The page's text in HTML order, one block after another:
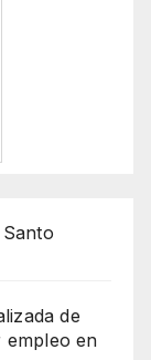
de
empleo en